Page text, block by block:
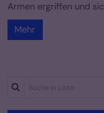
Armen ergriffen und
Mehr
Suche in Liste